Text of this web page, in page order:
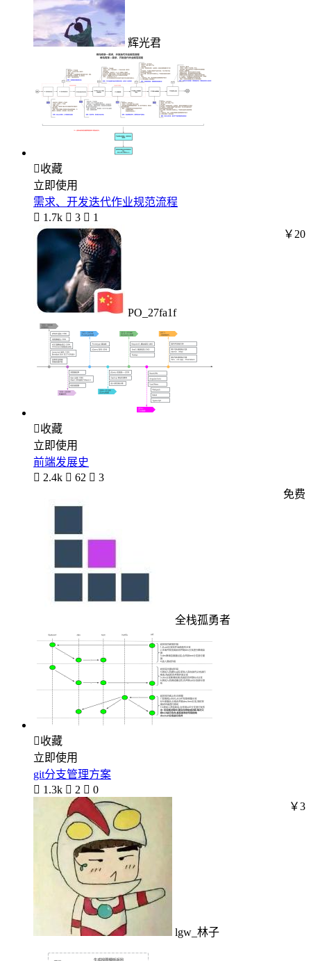
辉光君
收藏
立即使用
需求、开发迭代作业规范流程
 1.7k  3  1
PO_27fa1f
￥20
收藏
立即使用
前端发展史
 2.4k  62  3
全栈孤勇者
免费
收藏
立即使用
git分支管理方案
 1.3k  2  0
lgw_林子
￥3